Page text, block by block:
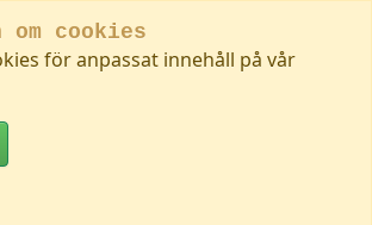
cookies
för anpassat innehåll på vår